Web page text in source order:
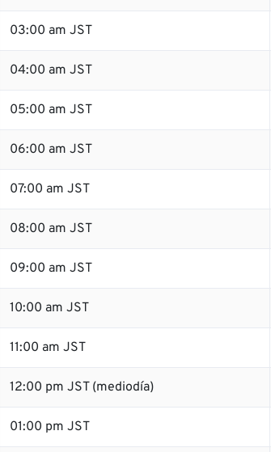
03:00 am JST
04:00 am JST
05:00 am JST
06:00 am JST
07:00 am JST
08:00 am JST
09:00 am JST
10:00 am JST
11:00 am JST
12:00 pm JST (mediodía)
01:00 pm JST